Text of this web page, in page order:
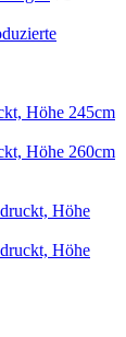
Höhe 245cm
Höhe 260cm
Höhe
Höhe